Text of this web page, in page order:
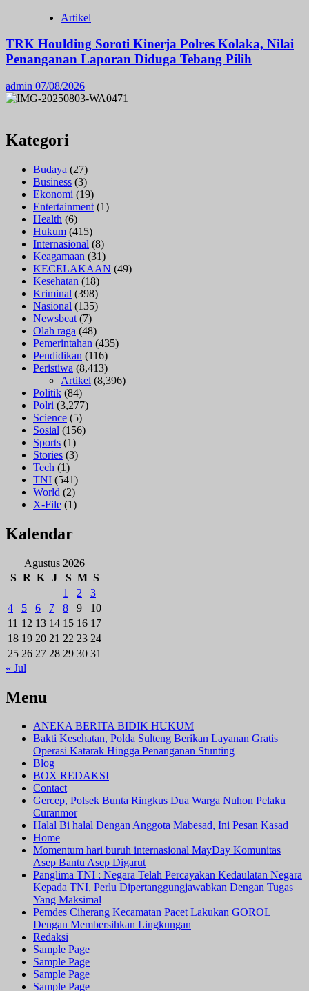
Artikel
TRK Houlding Soroti Kinerja Polres Kolaka, Nilai
Penanganan Laporan Diduga Tebang Pilih
admin 07/08/2026
Kategori
Budaya (27)
Business (3)
Ekonomi (19)
Entertainment (1)
Health (6)
Hukum (415)
Internasional (8)
Keagamaan (31)
KECELAKAAN (49)
Kesehatan (18)
Kriminal (398)
Nasional (135)
Newsbeat (7)
Olah raga (48)
Pemerintahan (435)
Pendidikan (116)
Peristiwa (8,413)
Artikel (8,396)
Politik (84)
Polri (3,277)
Science (5)
Sosial (156)
Sports (1)
Stories (3)
Tech (1)
TNI (541)
World (2)
X-File (1)
Kalendar
Agustus 2026
S R K J S M S
1
2
3
4
5 6 7 8 9
10
11 12 13 14 15 16 17
18 19 20 21 22 23 24
25 26 27 28 29 30 31
« Jul
Menu
ANEKA BERITA BIDIK HUKUM
Bakti Kesehatan, Polda Sulteng Berikan Layanan Gratis
Operasi Katarak Hingga Penanganan Stunting
Blog
BOX REDAKSI
Contact
Gercep, Polsek Bunta Ringkus Dua Warga Nuhon Pelaku
Curanmor
Halal Bi halal Dengan Anggota Mabesad, Ini Pesan Kasad
Home
Momentum hari buruh internasional MayDay Komunitas
Asep Bantu Asep Digarut
Panglima TNI : Negara Telah Percayakan Kedaulatan Negara
Kepada TNI, Perlu Dipertanggungjawabkan Dengan Tugas
Yang Maksimal
Pemdes Ciherang Kecamatan Pacet Lakukan GOROL
Dengan Membersihkan Lingkungan
Redaksi
Sample Page
Sample Page
Sample Page
Sample Page